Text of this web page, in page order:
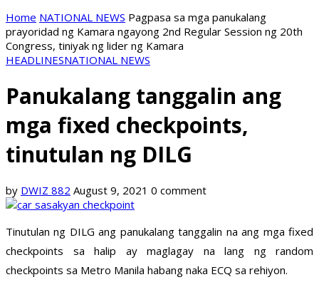
Home NATIONAL NEWS Pagpasa sa mga panukalang
prayoridad ng Kamara ngayong 2nd Regular Session ng 20th
Congress, tiniyak ng lider ng Kamara
HEADLINESNATIONAL NEWS
Panukalang tanggalin ang
mga fixed checkpoints,
tinutulan ng DILG
by DWIZ 882 August 9, 2021 0 comment
Tinutulan ng DILG ang panukalang tanggalin na ang mga fixed
checkpoints sa halip ay maglagay na lang ng random
checkpoints sa Metro Manila habang naka ECQ sa rehiyon.